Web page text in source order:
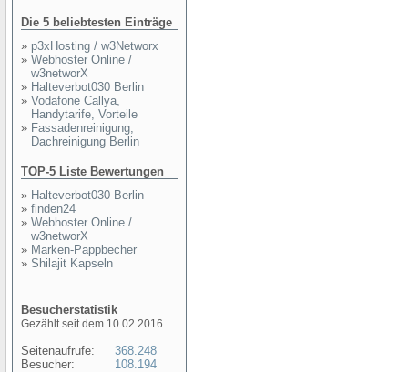
Die 5 beliebtesten Einträge
» p3xHosting / w3Networx
» Webhoster Online /
w3networX
» Halteverbot030 Berlin
» Vodafone Callya,
Handytarife, Vorteile
» Fassadenreinigung,
Dachreinigung Berlin
TOP-5 Liste Bewertungen
» Halteverbot030 Berlin
» finden24
» Webhoster Online /
w3networX
» Marken-Pappbecher
» Shilajit Kapseln
Besucherstatistik
Gezählt seit dem 10.02.2016
Seitenaufrufe:
Besucher:
368.248
108.194